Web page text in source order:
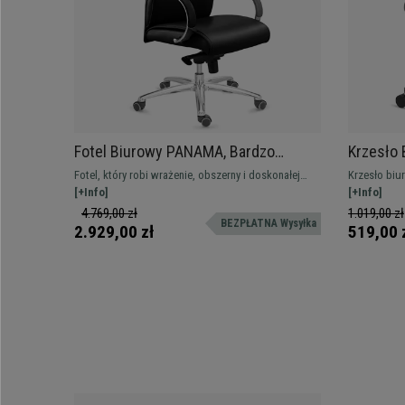
Fotel Biurowy PANAMA, Bardzo
Wygodny i Elegancki, Solidny i
Wysokiej Jakości, Skóra, Czarny
Fotel, który robi wrażenie, obszerny i doskonałej
jakości. Wyjątkowo wygodny i delikatna skóra,
podstawa z aluminium
[+Info]
4.769,00 zł
2.929,00 zł BEZPŁATNA Wysyłka
Krzesło
Czarne
Krzesło
z metalową
[+Info]
1.019,00 zł
519,00